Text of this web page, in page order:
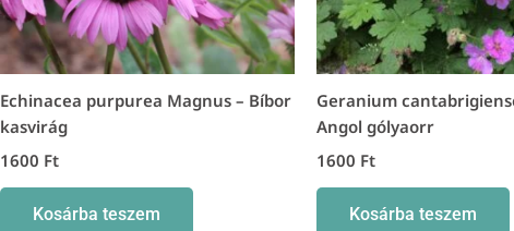
Echinacea purpurea Magnus – Bíbor
kasvirág
1600 Ft
Kosárba teszem
Geranium
Angol gólyaorr
1600 Ft
Kosárba teszem